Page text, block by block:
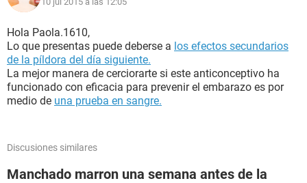
Hola Paola.1610,
Lo que presentas puede deberse a los efectos secundarios
de la píldora del día siguiente.
La mejor manera de cerciorarte si este anticonceptivo ha
funcionado con eficacia para prevenir el embarazo es por
medio de una prueba en sangre.
Discusiones similares
Manchado marron una semana antes de la